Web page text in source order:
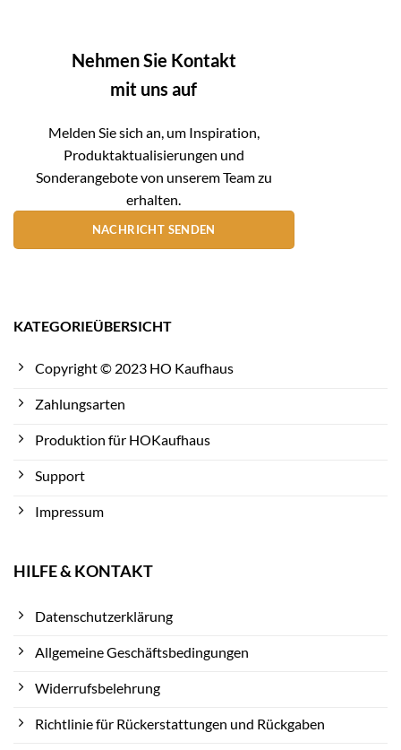
Nehmen Sie Kontakt
mit uns auf
Melden Sie sich an, um Inspiration,
Produktaktualisierungen und
Sonderangebote von unserem Team zu
erhalten.
NACHRICHT SENDEN
KATEGORIEÜBERSICHT
Copyright © 2023 HO Kaufhaus
Zahlungsarten
Produktion für HOKaufhaus
Support
Impressum
HILFE & KONTAKT
Datenschutzerklärung
Allgemeine Geschäftsbedingungen
Widerrufsbelehrung
Richtlinie für Rückerstattungen und Rückgaben